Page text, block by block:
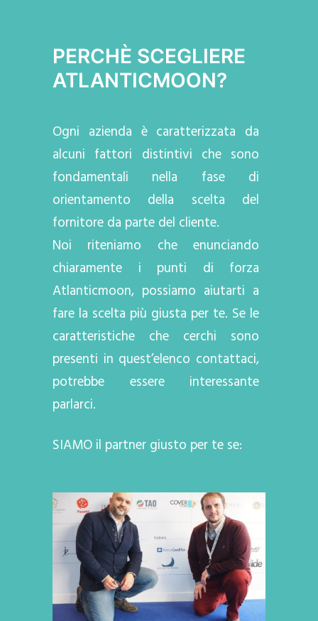
PERCHÈ SCEGLIERE
ATLANTICMOON?
Ogni azienda è caratterizzata da
alcuni fattori distintivi che sono
fondamentali nella fase di
orientamento della scelta del
fornitore da parte del cliente.
Noi riteniamo che enunciando
chiaramente i punti di forza
Atlanticmoon, possiamo aiutarti a
fare la scelta più giusta per te. Se le
caratteristiche che cerchi sono
presenti in quest’elenco contattaci,
potrebbe essere interessante
parlarci.
SIAMO il partner giusto per te se: